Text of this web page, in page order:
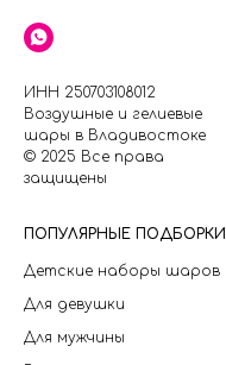
ИНН 250703108012
Воздушные и гелиевые
шары в Владивостоке
© 2025 Все права
защищены
ПОПУЛЯРНЫЕ ПОДБОРКИ
Детские наборы шаров
Для девушки
Для мужчины